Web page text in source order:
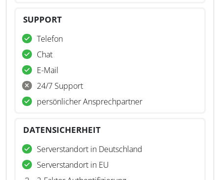
SUPPORT
Telefon
Chat
E-Mail
24/7 Support
persönlicher Ansprechpartner
DATENSICHERHEIT
Serverstandort in Deutschland
Serverstandort in EU